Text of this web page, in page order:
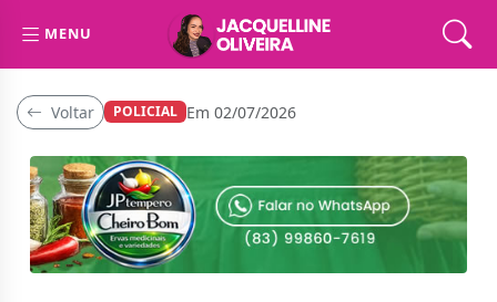
MENU
Voltar POLICIAL Em 02/07/2026